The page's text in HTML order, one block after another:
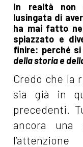
In realtà non
lusingata di
ha mai fatto
spiazzato e
finire: perché
della storia e
Credo che la
sia già in
precedenti.
ancora una